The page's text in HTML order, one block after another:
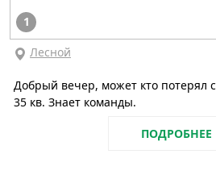
1
Лесной
Добрый вечер, может кто потерял
35 кв. Знает команды.
ПОДРОБНЕЕ